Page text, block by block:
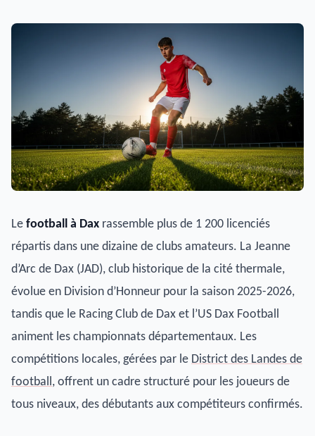
Le football à Dax rassemble plus de 1 200 licenciés
répartis dans une dizaine de clubs amateurs. La Jeanne
d’Arc de Dax (JAD), club historique de la cité thermale,
évolue en Division d’Honneur pour la saison 2025-2026,
tandis que le Racing Club de Dax et l’US Dax Football
animent les championnats départementaux. Les
compétitions locales, gérées par le District des Landes de
football, offrent un cadre structuré pour les joueurs de
tous niveaux, des débutants aux compétiteurs confirmés.